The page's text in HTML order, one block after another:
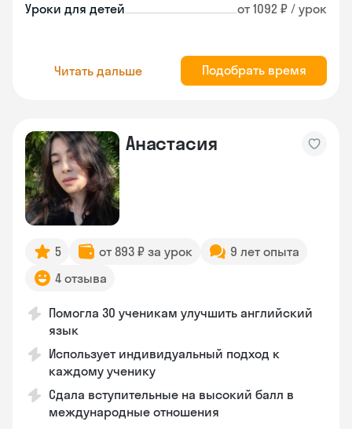
Уроки для детей от 1092 ₽ / урок
Читать дальше Подобрать время
Анастасия
5 от 893 ₽ за урок
9 лет опыта
4 отзыва
Помогла 30 ученикам улучшить английский
язык
Использует индивидуальный подход к
каждому ученику
Сдала вступительные на высокий балл в
международные отношения